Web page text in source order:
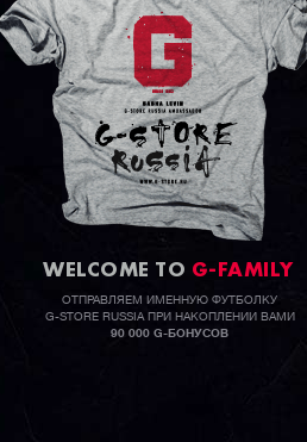
WELCOME TO G-FAMILY
ОТПРАВЛЯЕМ ИМЕННУЮ ФУТБОЛКУ
G-STORE RUSSIA ПРИ НАКОПЛЕНИИ ВАМИ
90 000 G-БОНУСОВ